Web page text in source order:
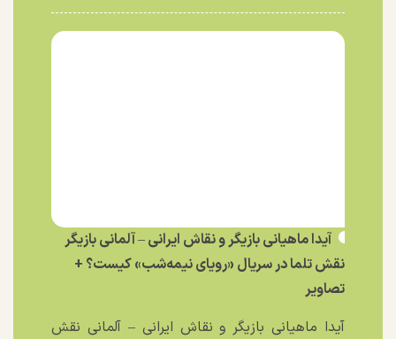
آیدا ماهیانی بازیگر و نقاش ایرانی – آلمانی بازیگر
نقش تلما در سریال «رویای نیمه‌شب» کیست؟ +
تصاویر
آیدا ماهیانی بازیگر و نقاش ایرانی – آلمانی نقش